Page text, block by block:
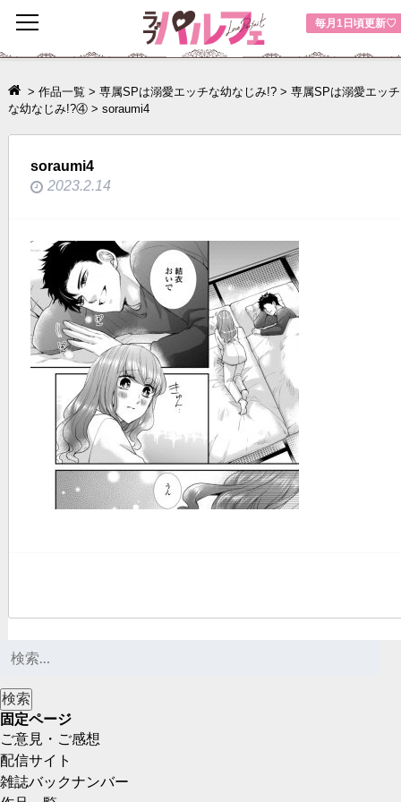
毎月1日頃更新♡
toggle
navigation
> 作品一覧 > 専属SPは溺愛エッチな幼なじみ!?> 専属SPは溺愛エッチ
な幼なじみ!?④> soraumi4
soraumi4
2023.2.14
固定ページ
ご意見・ご感想
配信サイト
雑誌バックナンバー